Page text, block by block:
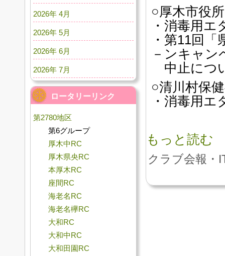
○厚木市役
・消毒用
・第11回
－ンキャン
中止につ
○清川村保
・消毒用
もっと読む
クラブ会報・
2026年 4月
2026年 5月
2026年 6月
2026年 7月
ロータリーリンク
第2780地区
第6グループ
厚木中RC
厚木県央RC
本厚木RC
座間RC
海老名RC
海老名欅RC
大和RC
大和中RC
大和田園RC